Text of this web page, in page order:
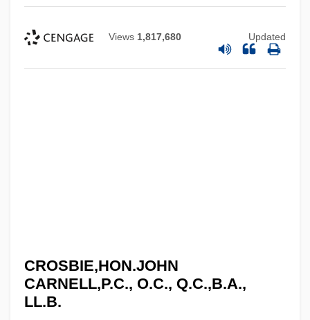
Views 1,817,680 Updated
CROSBIE,HON.JOHN
CARNELL,P.C., O.C., Q.C.,B.A.,
LL.B.